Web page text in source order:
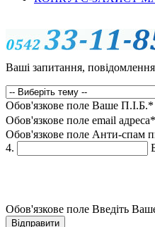
Ваші запитання,
Обов'язкове поле Ваше П.I.Б.*
Обов'язкове поле email адреса*
Обов'язкове поле Анти-спам
4.
Обов'язкове поле Введіть